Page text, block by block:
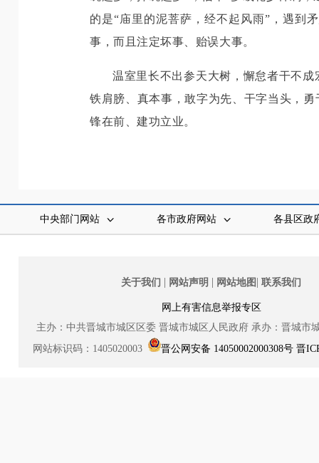
的是“庙里的泥菩萨，经不起风雨”，遇到
事，而且注定坏事、贻误大事。
温室里长不出参天大树，懈怠者干不
铁肩膀、真本事，敢字为先、干字当头，
锋在前、建功立业。
中央部门网站 各市政府网站 各县区政
关于我们 | 网站声明 | 网站地图 | 联系我们
网上有害信息举报专区
主办：中共晋城市城区区委 晋城市城区人民政府 承办：晋城市
网站标识码：1405020003
晋公网安备 14050002000308号 晋